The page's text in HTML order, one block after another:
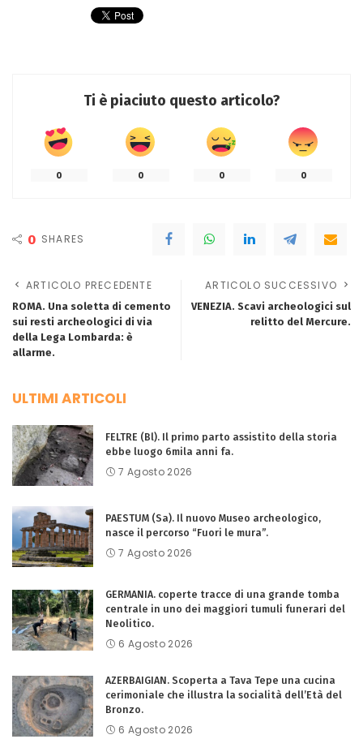
Ti è piaciuto questo articolo?
0 0 0 0
0 SHARES
ARTICOLO PRECEDENTE
ROMA. Una soletta di cemento
sui resti archeologici di via
della Lega Lombarda: è
allarme.
ARTICOLO SUCCESSIVO
VENEZIA. Scavi archeologici sul
relitto del Mercure.
ULTIMI ARTICOLI
FELTRE (Bl). Il primo parto assistito della storia
ebbe luogo 6mila anni fa.
7 Agosto 2026
PAESTUM (Sa). Il nuovo Museo archeologico,
nasce il percorso “Fuori le mura”.
7 Agosto 2026
GERMANIA. coperte tracce di una grande tomba
centrale in uno dei maggiori tumuli funerari del
Neolitico.
6 Agosto 2026
AZERBAIGIAN. Scoperta a Tava Tepe una cucina
cerimoniale che illustra la socialità dell’Età del
Bronzo.
6 Agosto 2026